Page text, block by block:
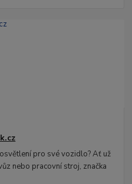
pro své vozidlo? Ať už
nebo pracovní stroj, značka